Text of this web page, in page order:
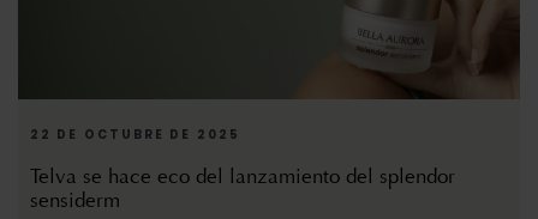
22 DE OCTUBRE DE 2025
Telva se hace eco del lanzamiento del splendor
sensiderm